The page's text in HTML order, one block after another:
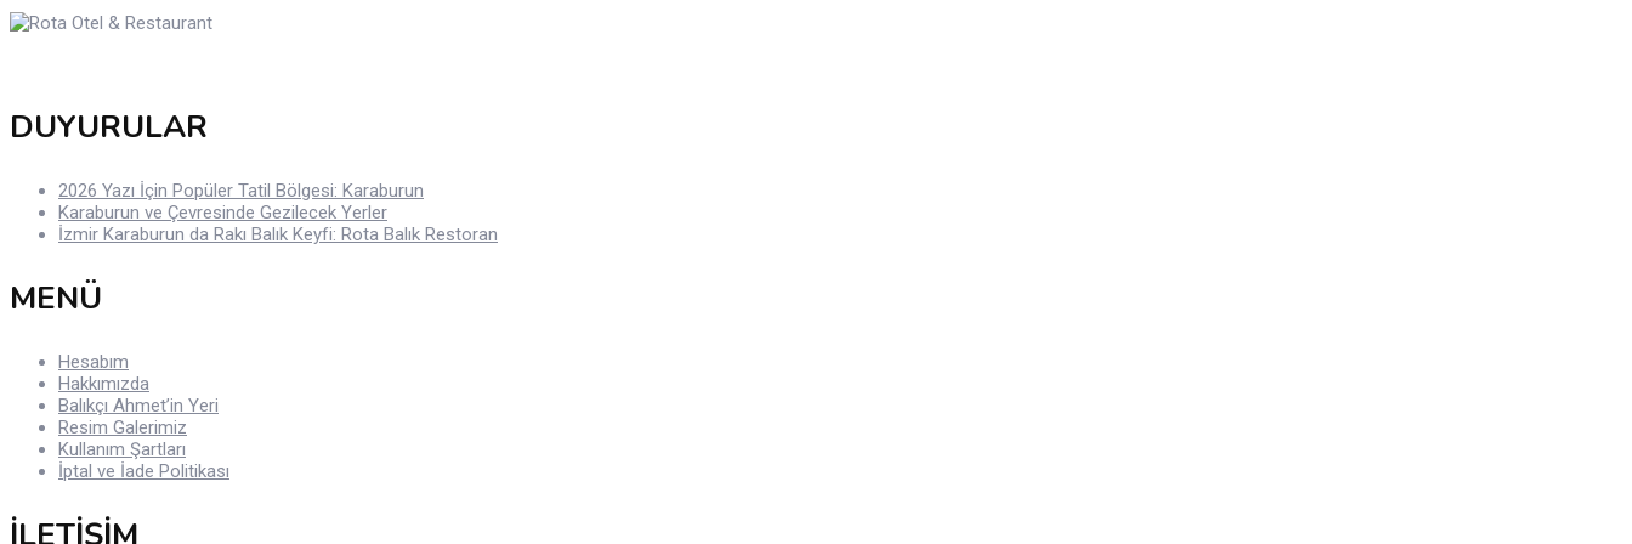
DUYURULAR
2026 Yazı İçin Popüler Tatil Bölgesi: Karaburun
Karaburun ve Çevresinde Gezilecek Yerler
İzmir Karaburun da Rakı Balık Keyfi: Rota Balık Restoran
MENÜ
Hesabım
Hakkımızda
Balıkçı Ahmet’in Yeri
Resim Galerimiz
Kullanım Şartları
İptal ve İade Politikası
İLETİŞİM